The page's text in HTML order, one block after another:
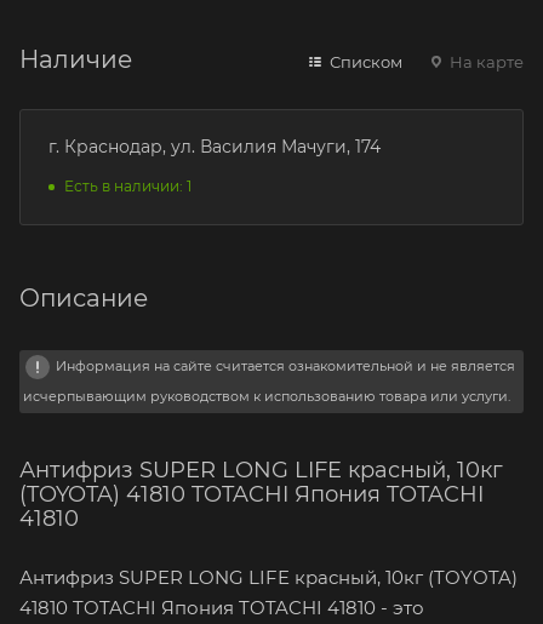
Наличие Списком На карте
г. Краснодар, ул. Василия Мачуги, 174
Есть в наличии: 1
Описание
Информация на сайте считается ознакомительной и не является
исчерпывающим руководством к использованию товара или услуги.
Антифриз SUPER LONG LIFE красный, 10кг
(TOYOTA) 41810 TOTACHI Япония TOTACHI
41810
Антифриз SUPER LONG LIFE красный, 10кг (TOYOTA)
41810 TOTACHI Япония TOTACHI 41810 - это